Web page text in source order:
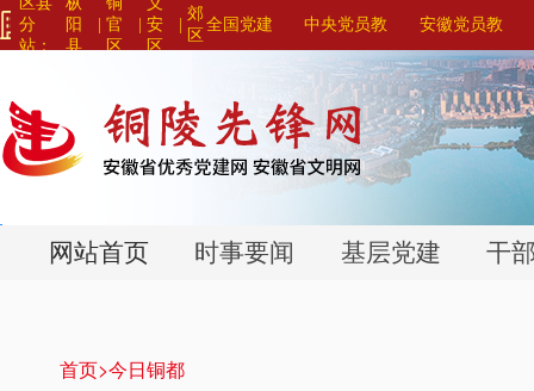
分
站：
阳
县
官
区
|安
区
|
郊
区
全国党建 中央党员教
育系列平台>
>
安徽党员教
育系列平台>
>
网站首页 时事要闻 基层党建 干
首页>今日铜都